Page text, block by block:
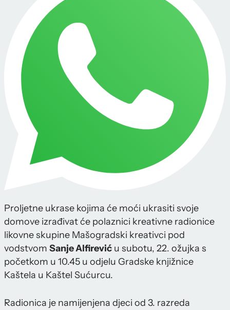
Proljetne ukrase kojima će moći ukrasiti svoje
domove izrađivat će polaznici kreativne radionice
likovne skupine Mašogradski kreativci pod
vodstvom Sanje Alfirević u subotu, 22. ožujka s
početkom u 10.45 u odjelu Gradske knjižnice
Kaštela u Kaštel Sućurcu.
Radionica je namijenjena djeci od 3. razreda